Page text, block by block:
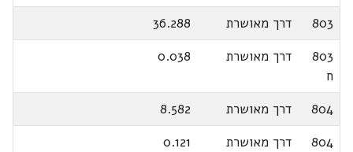
803 דרך מאושרת
36.288
803
ח
דרך מאושרת 0.038
804 דרך מאושרת
8.582
804
דרך מאושרת 0.121